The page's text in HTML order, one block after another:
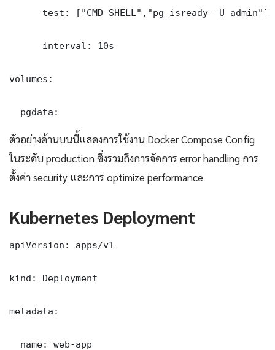
      test: ["CMD-SHELL","pg_isready -U admin"]
      interval: 10s
volumes:
  pgdata:
ตัวอย่างด้านบนนี้แสดงการใช้งาน Docker Compose Config
ในระดับ production ซึ่งรวมถึงการจัดการ error handling การ
ตั้งค่า security และการ optimize performance
Kubernetes Deployment
apiVersion: apps/v1
kind: Deployment
metadata:
  name: web-app